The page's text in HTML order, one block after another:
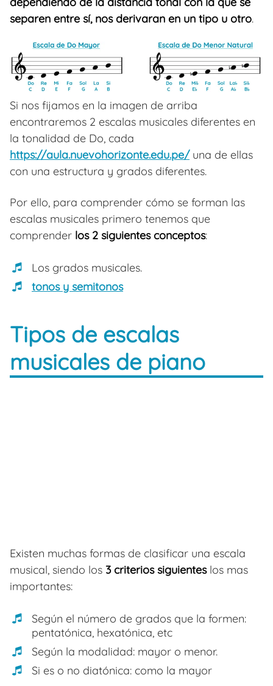
separen entre sí, nos derivaran en un tipo u otro.
Si nos fijamos en la imagen de arriba
encontraremos 2 escalas musicales diferentes en
la tonalidad de Do, cada
https://aula.nuevohorizonte.edu.pe/una de ellas
con una estructura y grados diferentes.
Por ello, para comprender cómo se forman las
escalas musicales primero tenemos que
comprender los 2 siguientes conceptos:
Los grados musicales.
tonos y semitonos
Tipos de escalas
musicales de piano
Existen muchas formas de clasificar una escala
musical, siendo los 3 criterios siguienteslos mas
importantes:
Según el número de grados que la formen:
pentatónica, hexatónica, etc
Según la modalidad: mayor o menor.
Si es o no diatónica: como la mayor